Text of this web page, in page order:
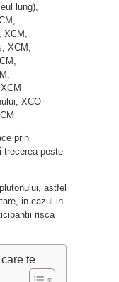
lung),
XCM,
XCO
prin
trecerea peste
astfel
in cazul in
risca
te